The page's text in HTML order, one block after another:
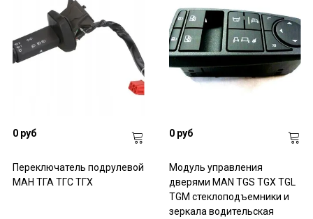
0 руб
Переключатель подрулевой
МАН ТГА ТГС ТГХ
0 руб
Модуль управления
дверями MAN TGS TGX TGL
TGM стеклоподъемники и
зеркала водительская